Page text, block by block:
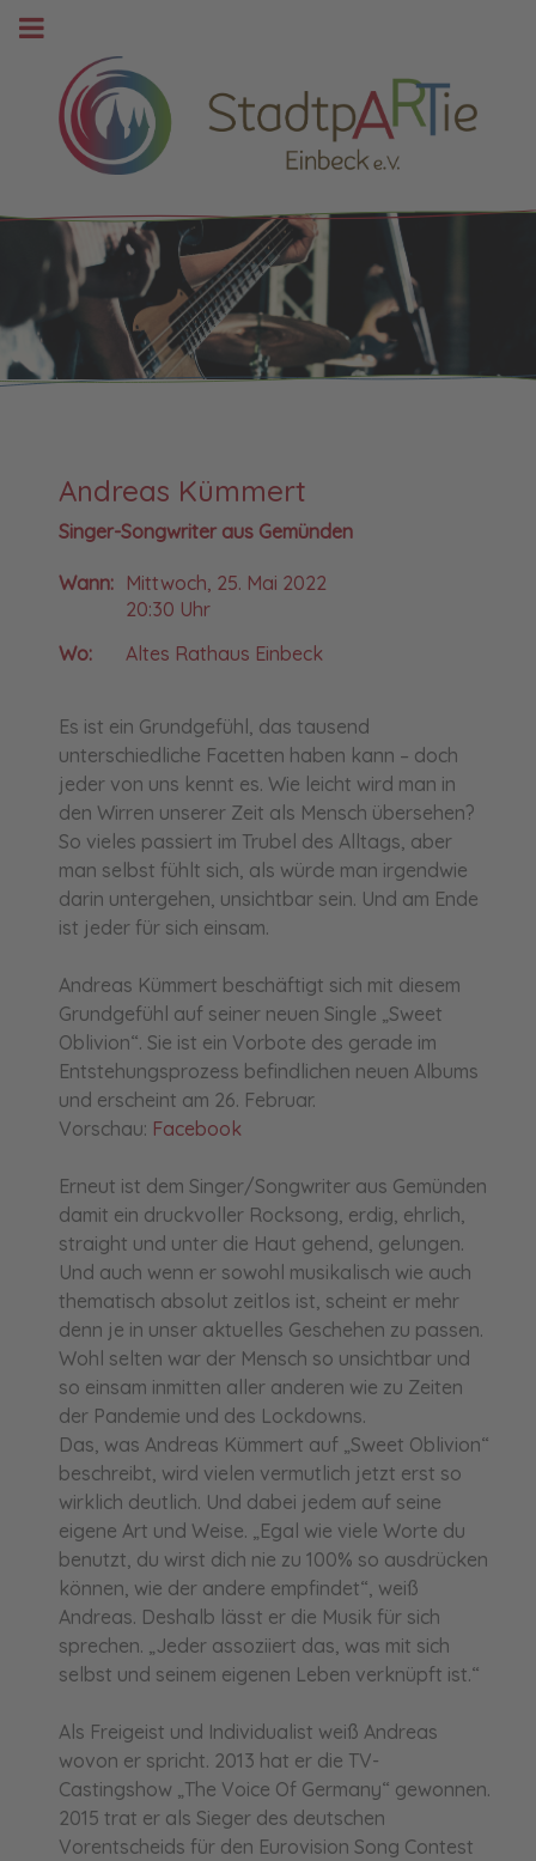
Andreas Kümmert
Singer-Songwriter aus Gemünden
Wann: Mittwoch, 25. Mai 2022
20:30 Uhr
Wo:
Altes Rathaus Einbeck
Es ist ein Grundgefühl, das tausend
unterschiedliche Facetten haben kann – doch
jeder von uns kennt es. Wie leicht wird man in
den Wirren unserer Zeit als Mensch übersehen?
So vieles passiert im Trubel des Alltags, aber
man selbst fühlt sich, als würde man irgendwie
darin untergehen, unsichtbar sein. Und am Ende
ist jeder für sich einsam.
Andreas Kümmert beschäftigt sich mit diesem
Grundgefühl auf seiner neuen Single „Sweet
Oblivion“. Sie ist ein Vorbote des gerade im
Entstehungsprozess befindlichen neuen Albums
und erscheint am 26. Februar.
Vorschau: Facebook
Erneut ist dem Singer/Songwriter aus Gemünden
damit ein druckvoller Rocksong, erdig, ehrlich,
straight und unter die Haut gehend, gelungen.
Und auch wenn er sowohl musikalisch wie auch
thematisch absolut zeitlos ist, scheint er mehr
denn je in unser aktuelles Geschehen zu passen.
Wohl selten war der Mensch so unsichtbar und
so einsam inmitten aller anderen wie zu Zeiten
der Pandemie und des Lockdowns.
Das, was Andreas Kümmert auf „Sweet Oblivion“
beschreibt, wird vielen vermutlich jetzt erst so
wirklich deutlich. Und dabei jedem auf seine
eigene Art und Weise. „Egal wie viele Worte du
benutzt, du wirst dich nie zu 100% so ausdrücken
können, wie der andere empfindet“, weiß
Andreas. Deshalb lässt er die Musik für sich
sprechen. „Jeder assoziiert das, was mit sich
selbst und seinem eigenen Leben verknüpft ist.“
Als Freigeist und Individualist weiß Andreas
wovon er spricht. 2013 hat er die TV-
Castingshow „The Voice Of Germany“ gewonnen.
2015 trat er als Sieger des deutschen
Vorentscheids für den Eurovision Song Contest